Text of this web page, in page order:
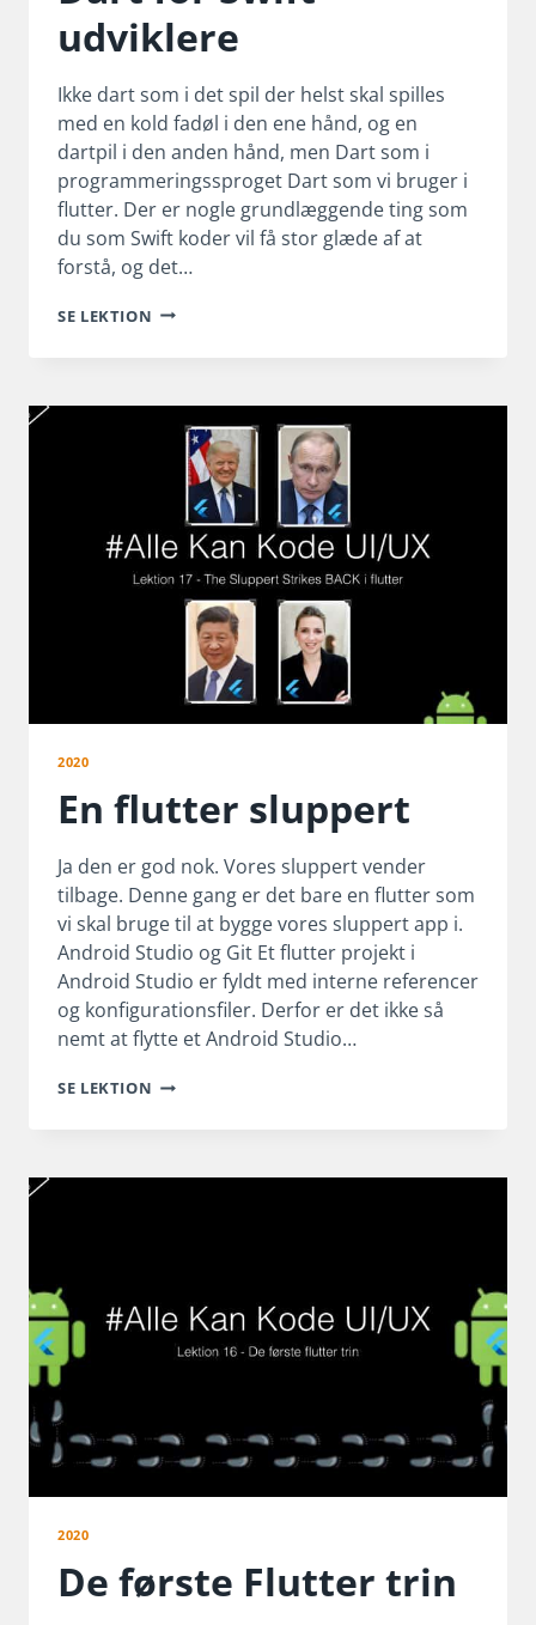
udviklere
Ikke dart som i det spil der helst skal spilles
med en kold fadøl i den ene hånd, og en
dartpil i den anden hånd, men Dart som i
programmeringssproget Dart som vi bruger i
flutter. Der er nogle grundlæggende ting som
du som Swift koder vil få stor glæde af at
forstå, og det…
SE LEKTION DART
2020
En flutter sluppert
Ja den er god nok. Vores sluppert vender
tilbage. Denne gang er det bare en flutter som
vi skal bruge til at bygge vores sluppert app i.
Android Studio og Git Et flutter projekt i
Android Studio er fyldt med interne referencer
og konfigurationsfiler. Derfor er det ikke så
nemt at flytte et Android Studio…
SE LEKTION EN
2020
De første Flutter trin